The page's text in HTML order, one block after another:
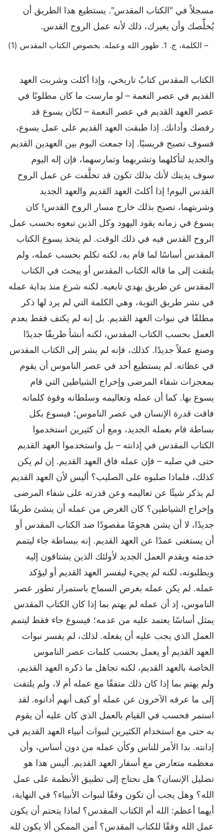
مسجلاً في "الكتاب المقدس". يستطيع هذا الطريق أن
يُخلِّصك وأن يغيرك، ذلك لأنه عمل الروح القدس.
– الكلمة، ج. 1. ظهور الله وعمله. بخصوص الكتاب المقدس (1)
الكتاب المقدس كتابٌ تاريخي، وإذا أكلت وشربت العهد
القديم في عصر النعمة – لو مارست ما كان مطلوبًا في
عصر العهد القديم في عصر النعمة – لكان يسوع قد
رفضك وأدانك. إذا طبقت العهد القديم على عمل يسوع،
فسوف تصبح فريسيًا. إذا جمعت اليوم بين العهدين القديم
والجديد لتأكلهما وتشربهما وتمارسهما، فإن إله اليوم
سوف يدينك لأنك بذلك تكون قد تخلَّفت عن عمل الروح
القدس اليوم! إذا أكلتَ العهد القديم والعهد الجديد
وشربتهما، تصبح بذلك خارج مسار الروح القدس! كان
يسوع في زمانه يقود اليهود وكل الذين تبعوه بحسب عمل
الروح القدس فيه في ذلك الوقت. لم يتخذ يسوع الكتاب
المقدس أساسًا لما قام به، لكنه تكلم بحسب عمله، ولم
يلتفت إلى ما قاله الكتاب المقدس أو يبحث في الكتاب
المقدس عن طريق يهدي تابعيه. لكنه شرع منذ بداية عمله
في نشر طريق التوبة، وهي الكلمة التي لم يرد لها ذكر
مطلقًا في نبوات العهد القديم. بل إنه لم يكتف فقط بعدم
العمل بحسب الكتاب المقدس، لكنه أنشأ طريقًا جديدًا
وصنع عملاً جديدًا. كذلك، فإنه لم يشر إلى الكتاب المقدس
في عظاته. لم يستطيع أحد في عصر الناموس أن يقوم
بمعجزات شفاء المرضى وإخراج الشياطين التي قام
يسوع بها. كما أن عمله وتعاليمه وسلطانه وقوة كلماته
فاقت قدرة الإنسان في عصر الناموس؛ فيسوع بكل
بساطة قام بعمله الجديد، ومع أن كثيرين استخدموا
الكتاب المقدس في إدانته – بل واستخدموا العهد القديم
حتى في صلبه – فإن عمله فاق العهد القديم. إن لم يكن
كذلك، فلماذا صلبوه على الصليب؟ أليس لأن العهد القديم
لم يذكر شيئًا عن تعاليمه وعن قدرته على شفاء المرضى
وإخراج الشياطين؟ كان الغرض من عمله أن ينشئ طريقًا
جديدًا، لا أن يشن هجومًا مقصودًا ضد الكتاب المقدس أو
أن يستغنى عمدًا عن العهد القديم. إنه ببساطة جاء ليتمم
خدمته ويقدم العمل الجديد لأولئك الذين يشتاقون إليه
ويطلبونه، لكنه لم يجيء ليفسر العهد القديم أو ليؤكد
عمله. لم يكن عمله بغرض السماح باستمرار تطور عصر
الناموس، إذ أن عمله لم يهتم بما إذا كان الكتاب المقدس
يمثل أساسًا يعتمد عليه من عدمه؛ فيسوع جاء فقط ليتمم
العمل الذي يجب عليه أن يفعله. لذلك، لم يفسر نبوات
العهد القديم أو يعمل بحسب كلمات عصر الناموس
الخاصة بالعهد القديم، لكنه تجاهل ما ذكره العهد القديم،
ولم يهتم بما إذا كان ذلك متفقًا مع عمله أم لا، ولم يلتفت
إلى ما عرفه الآخرون عن عمله أو كيف أنهم أدانوه. لقد
استمر فحسب في القيام بالعمل الذي كان عليه أن يقوم
به حتى مع استخدام الكثيرين لنبوات أنبياء العهد القديم في
إدانته. بدا الأمر للناس وكأن عمله من دون أساس، وأن
معظمه متعارض مع أسفار العهد القديم. أليس هذا هو
تضليل الإنسان؟ هل نحتاج إلى تطبيق الأنظمة على عمل
الله؟ وهل يجب أن تكون وفقًا لنبوات الأنبياء؟ في النهاية،
أيهما أعظم: الله أم الكتاب المقدس؟ لماذا يتحتم أن يكون
عمل الله وفقًا للكتاب المقدس؟ أمن الممكن ألا يكون لله